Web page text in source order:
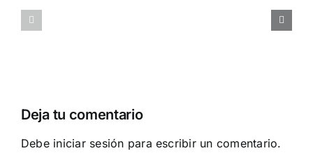
un
equipo
solicitudes
Deja tu comentario
Debe iniciar sesión para escribir un comentario.